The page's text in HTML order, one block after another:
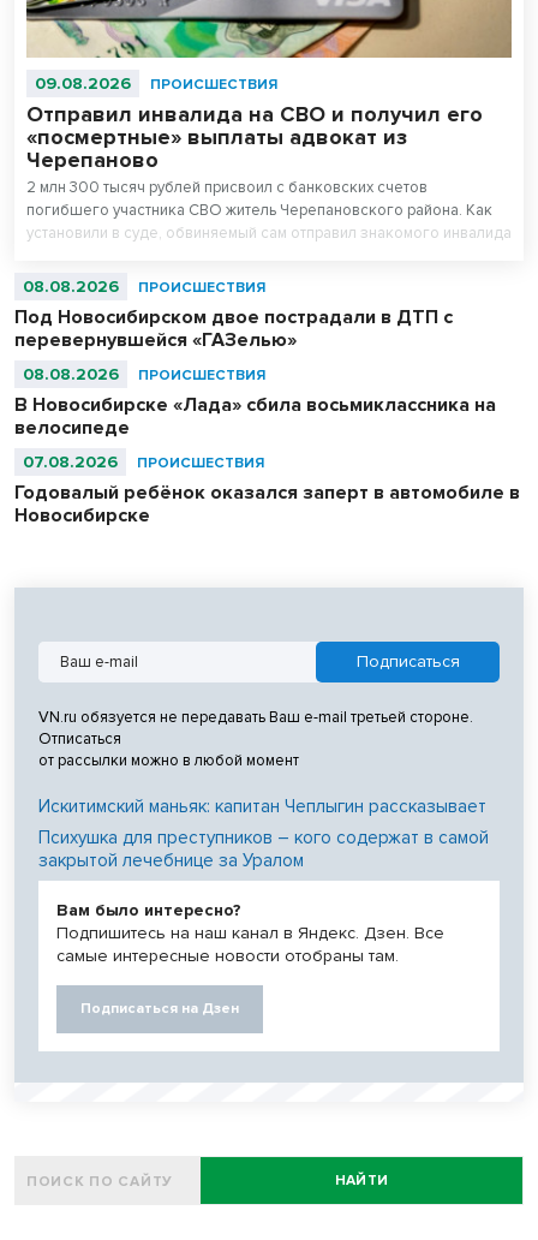
09.08.2026 ПРОИСШЕСТВИЯ
Отправил инвалида на СВО и получил его
«посмертные» выплаты адвокат из
Черепаново
2 млн 300 тысяч рублей присвоил с банковских счетов
погибшего участника СВО житель Черепановского района. Как
установили в суде, обвиняемый сам отправил знакомого инвалида
08.08.2026 ПРОИСШЕСТВИЯ
Под Новосибирском двое пострадали в ДТП с
перевернувшейся «ГАЗелью»
08.08.2026 ПРОИСШЕСТВИЯ
В Новосибирске «Лада» сбила восьмиклассника на
велосипеде
07.08.2026 ПРОИСШЕСТВИЯ
Годовалый ребёнок оказался заперт в автомобиле в
Новосибирске
VN.ru обязуется не передавать Ваш e-mail третьей стороне.
Отписаться
от рассылки можно в любой момент
Искитимский маньяк: капитан Чеплыгин рассказывает
Психушка для преступников – кого содержат в самой
закрытой лечебнице за Уралом
Вам было интересно?
Подпишитесь на наш канал в Яндекс. Дзен. Все
самые интересные новости отобраны там.
Подписаться на Дзен
НАЙТИ